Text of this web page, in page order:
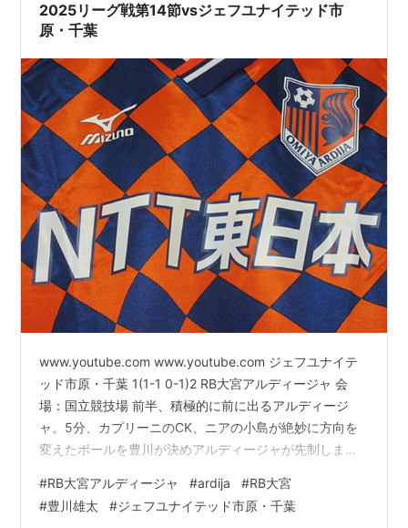
2025リーグ戦第14節vsジェフユナイテッド市
原・千葉
www.youtube.com www.youtube.com ジェフユナイテ
ッド市原・千葉 1(1-1 0-1)2 RB大宮アルディージャ 会
場：国立競技場 前半、積極的に前に出るアルディージ
ャ。5分、カプリーニのCK、ニアの小島が絶妙に方向を
変えたボールを豊川が決めアルディージャが先制しま
を決められ同点とされると、そこから市原・千葉のサイ
ド攻撃に押される展開になりますが、笠原のビックセー
#RB大宮アルディージャ #ardija #RB大宮
#豊川雄太 #ジェフユナイテッド市原・千葉